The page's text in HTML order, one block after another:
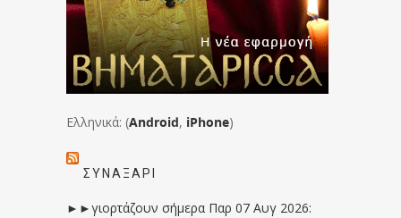
Ελληνικά: (Android, iPhone)
ΣΥΝΑΞΆΡΙ
►►γιορτάζουν σήμερα Παρ 07 Αυγ 2026: